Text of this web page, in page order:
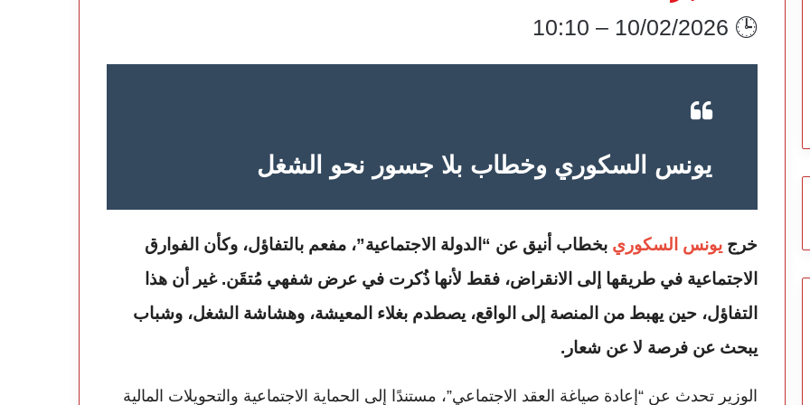
🕒 10/02/2026 – 10:10
يونس السكوري وخطاب بلا جسور نحو الشغل
خرج يونس السكوري بخطاب أنيق عن “الدولة الاجتماعية”، مفعم بالتفاؤل، وكأن الفوارق
الاجتماعية في طريقها إلى الانقراض، فقط لأنها ذُكرت في عرض شفهي مُتقَن. غير أن هذا
التفاؤل، حين يهبط من المنصة إلى الواقع، يصطدم بغلاء المعيشة، وهشاشة الشغل، وشباب
يبحث عن فرصة لا عن شعار.
الوزير تحدث عن “إعادة صياغة العقد الاجتماعي”، مستندًا إلى الحماية الاجتماعية والتحويلات المالية